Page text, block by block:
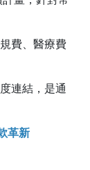
費、醫療費
連結，是通
革新